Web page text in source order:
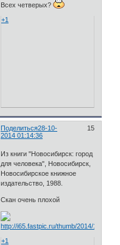
Всех четверых?
+1
Поделиться 15
28-10-
2014 01:14:36
Из книги "Новосибирск: город
для человека", Новосибирск,
Новосибирское книжное
издательство, 1988.
Скан очень плохой
+1